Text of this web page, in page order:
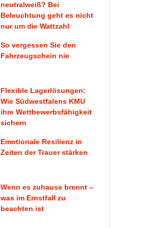
neutralweiß? Bei
Beleuchtung geht es nicht
nur um die Wattzahl
So vergessen Sie den
Fahrzeugschein nie
Flexible Lagerlösungen:
Wie Südwestfalens KMU
ihre Wettbewerbsfähigkeit
sichern
Emotionale Resilienz in
Zeiten der Trauer stärken
Wenn es zuhause brennt –
was im Ernstfall zu
beachten ist